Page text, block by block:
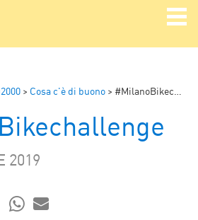
> Cosa c'è di buono > #MilanoBikechallenge
2019